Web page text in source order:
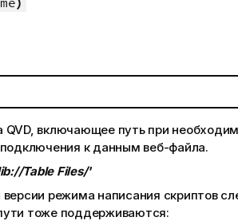
QVD, включающее путь при
к данным веб-файла.
Table Files/'
версии режима написания скриптов
тоже поддерживаются: